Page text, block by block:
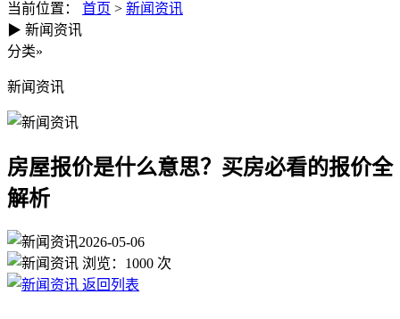
当前位置： 首页 > 新闻资讯
房屋报价是什么意思？买房必
▶ 新闻资讯
分类»
新闻资讯
房屋报价是什么意思？买房必看的报价全
解析
2026-05-06
浏览： 1000 次
返回列表